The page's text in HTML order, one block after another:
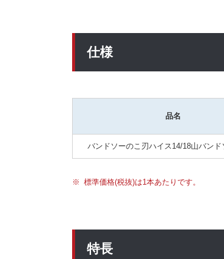
仕様
品名
バンドソーのこ刃ハイス14/18山バンド
標準価格(税抜)は1本あたりです。
特長